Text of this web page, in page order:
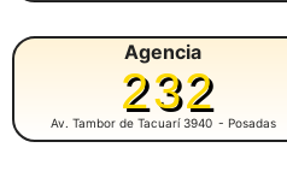
Agencia
232
Av. Tambor de Tacuarí 3940 - Posadas